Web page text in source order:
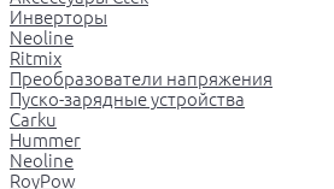
Инверторы
Neoline
Ritmix
Преобразователи напряжения
Пуско-зарядные устройства
Carku
Hummer
Neoline
RoyPow